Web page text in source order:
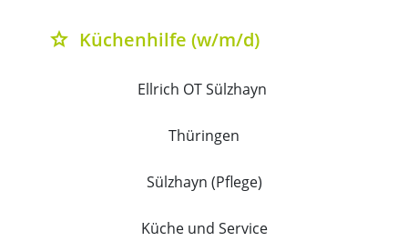
grade Küchenhilfe (w/m/d)
Ellrich OT Sülzhayn
Thüringen
Sülzhayn (Pflege)
Küche und Service